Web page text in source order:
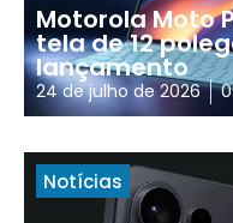
Motorola Moto
tela de 12
lançamento
24 de julho de 2026
Notícias